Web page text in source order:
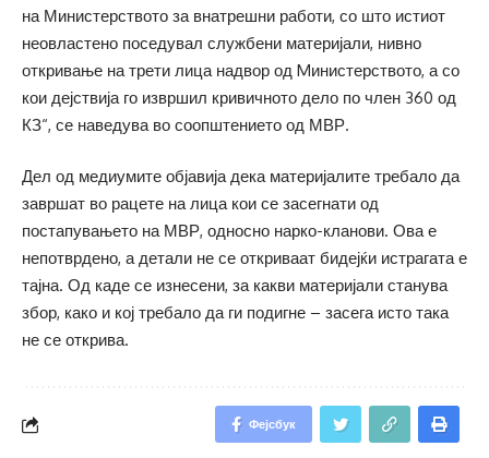
на Министерството за внатрешни работи, со што истиот
неовластено поседувал службени материјали, нивно
откривање на трети лица надвор од Mинистерството, а со
кои дејствија го извршил кривичното дело по член 360 од
КЗ“, се наведува во соопштението од МВР.
Дел од медиумите објавија дека материјалите требало да
завршат во рацете на лица кои се засегнати од
постапувањето на МВР, односно нарко-кланови. Ова е
непотврдено, а детали не се откриваат бидејќи истрагата е
тајна. Од каде се изнесени, за какви материјали станува
збор, како и кој требало да ги подигне – засега исто така
не се открива.
Фејсбук